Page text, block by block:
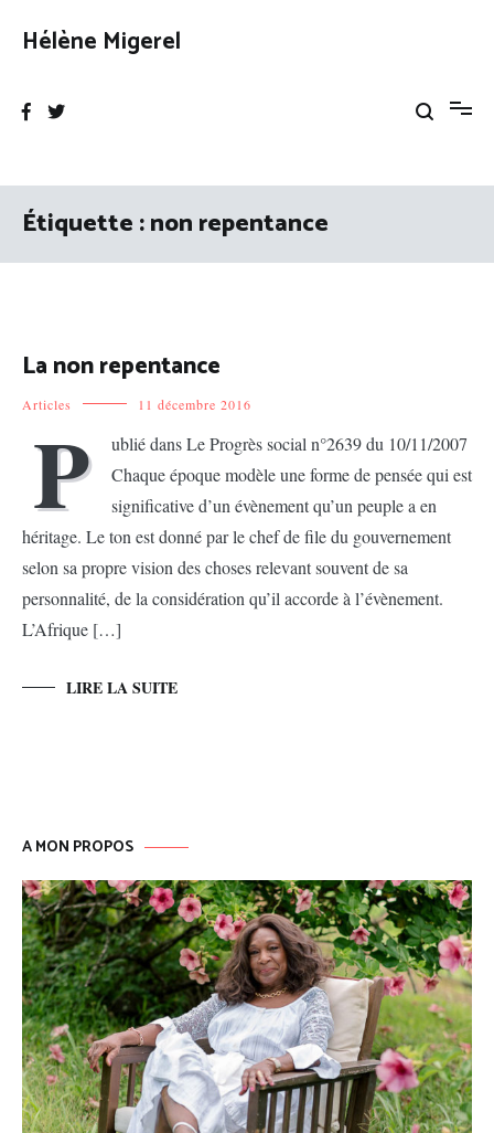
Hélène Migerel
Étiquette :non repentance
La non repentance
Articles 11 décembre 2016
P
ublié dans Le Progrès social n°2639 du 10/11/2007
Chaque époque modèle une forme de pensée qui est
significative d’un évènement qu’un peuple a en
héritage. Le ton est donné par le chef de file du gouvernement
selon sa propre vision des choses relevant souvent de sa
personnalité, de la considération qu’il accorde à l’évènement.
L’Afrique […]
LIRE LA SUITE
A MON PROPOS